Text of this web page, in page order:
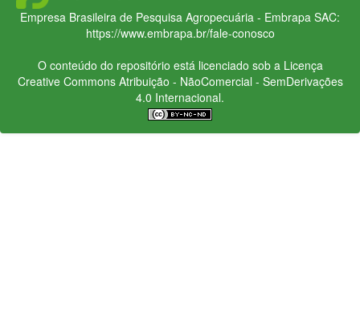
Empresa Brasileira de Pesquisa Agropecuária - Embrapa SAC:
https://www.embrapa.br/fale-conosco
O conteúdo do repositório está licenciado sob a Licença
Creative CommonsAtribuição - NãoComercial - SemDerivações
4.0 Internacional.